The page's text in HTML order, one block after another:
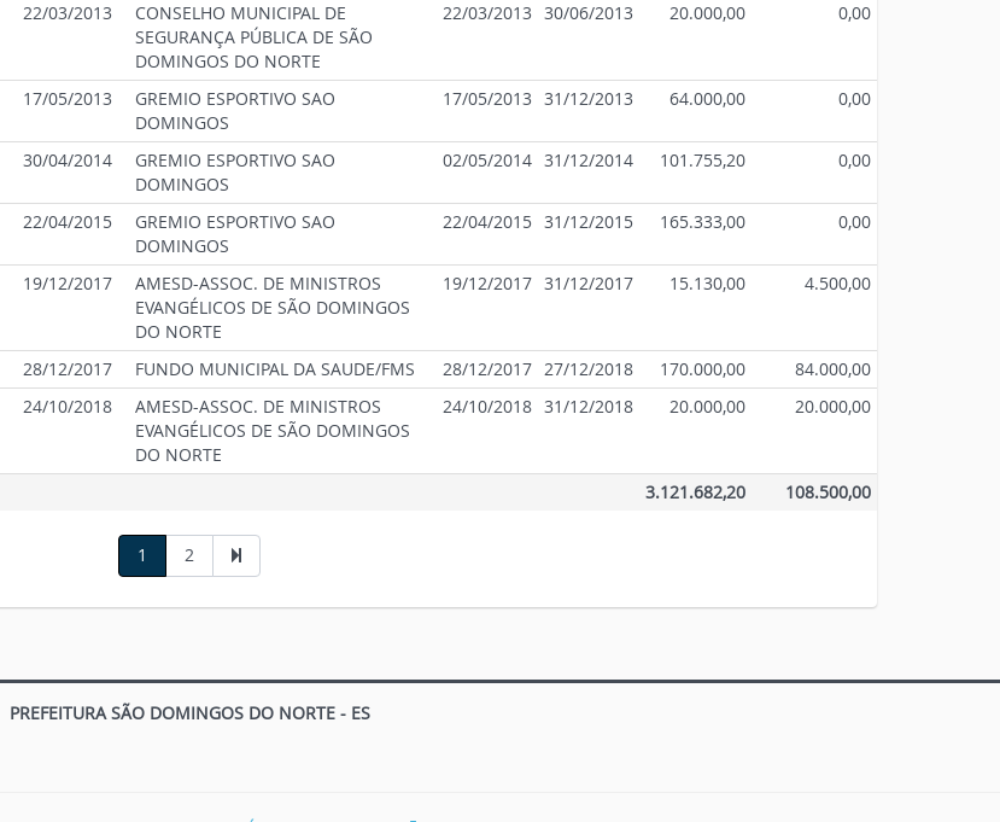
22/03/2013
CONSELHO MUNICIPAL DE
SEGURANÇA PÚBLICA DE SÃO
DOMINGOS DO NORTE
22/03/2013 30/06/2013 20.000,00 0,00
17/05/2013
GREMIO ESPORTIVO SAO
DOMINGOS
17/05/2013 31/12/2013 64.000,00 0,00
30/04/2014
GREMIO ESPORTIVO SAO
DOMINGOS
02/05/2014 31/12/2014 101.755,20 0,00
22/04/2015
GREMIO ESPORTIVO SAO
DOMINGOS
22/04/2015 31/12/2015 165.333,00 0,00
19/12/2017
AMESD-ASSOC. DE MINISTROS
EVANGÉLICOS DE SÃO DOMINGOS
DO NORTE
19/12/2017 31/12/2017 15.130,00 4.500,00
28/12/2017 FUNDO MUNICIPAL DA SAUDE/FMS 28/12/2017 27/12/2018 170.000,00
84.000,00
24/10/2018
AMESD-ASSOC. DE MINISTROS
EVANGÉLICOS DE SÃO DOMINGOS
DO NORTE
24/10/2018 31/12/2018 20.000,00 20.000,00
3.121.682,20 108.500,00
1 2
PREFEITURA SÃO DOMINGOS DO NORTE - ES